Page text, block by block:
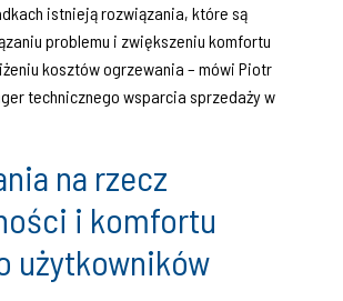
istnieją rozwiązania, które są
problemu i zwiększeniu komfortu
kosztów ogrzewania – mówi Piotr
technicznego wsparcia sprzedaży w
na rzecz
i komfortu
użytkowników